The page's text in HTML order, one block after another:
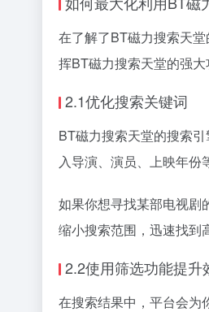
在了解了BT磁力搜索天
挥BT磁力搜索天堂的强大
2.1优化搜索关键词
BT磁力搜索天堂的搜索
入导演、演员、上映年份
如果你想寻找某部电视剧
缩小搜索范围，迅速找到
2.2使用筛选功能提升
在搜索结果中，平台会为